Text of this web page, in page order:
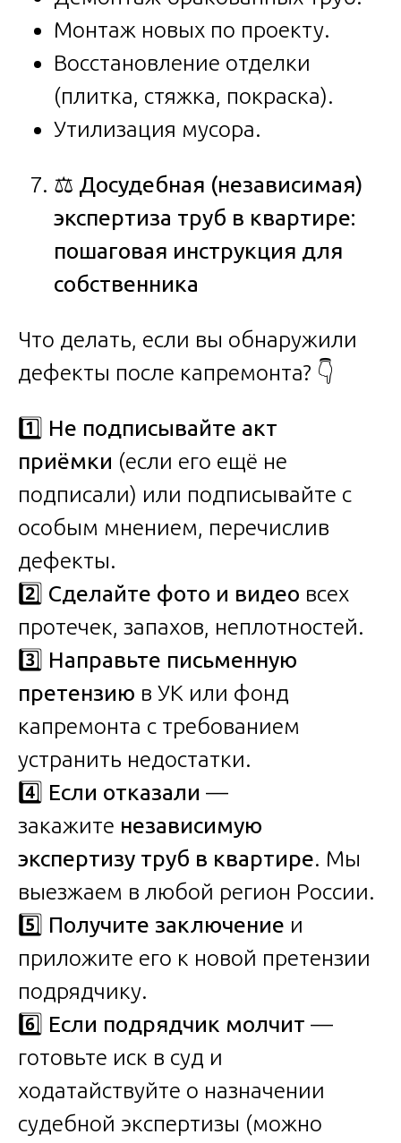
Монтаж новых по проекту.
Восстановление отделки
(плитка, стяжка, покраска).
Утилизация мусора.
⚖️ Досудебная (независимая)
экспертиза труб в квартире:
пошаговая инструкция для
собственника
Что делать, если вы обнаружили
дефекты после капремонта? 👇
1️⃣ Не подписывайте акт
приёмки (если его ещё не
подписали) или подписывайте с
особым мнением, перечислив
дефекты.
2️⃣ Сделайте фото и видео всех
протечек, запахов, неплотностей.
3️⃣ Направьте письменную
претензию в УК или фонд
капремонта с требованием
устранить недостатки.
4️⃣ Если отказали —
закажите независимую
экспертизу труб в квартире. Мы
выезжаем в любой регион России.
5️⃣ Получите заключение и
приложите его к новой претензии
подрядчику.
6️⃣ Если подрядчик молчит —
готовьте иск в суд и
ходатайствуйте о назначении
судебной экспертизы (можно